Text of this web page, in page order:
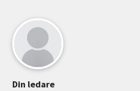
Din ledare